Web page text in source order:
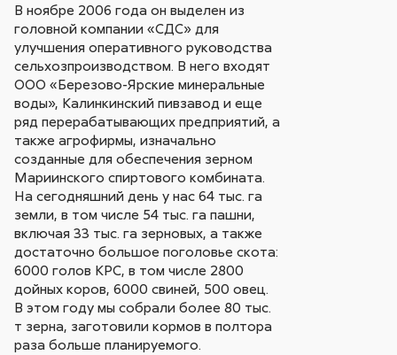
В ноябре 2006 года он выделен из
головной компании «СДС» для
улучшения оперативного руководства
сельхозпроизводством. В него входят
ООО «Березово-Ярские минеральные
воды», Калинкинский пивзавод и еще
ряд перерабатывающих предприятий, а
также агрофирмы, изначально
созданные для обеспечения зерном
Мариинского спиртового комбината.
На сегодняшний день у нас 64 тыс. га
земли, в том числе 54 тыс. га пашни,
включая 33 тыс. га зерновых, а также
достаточно большое поголовье скота:
6000 голов КРС, в том числе 2800
дойных коров, 6000 свиней, 500 овец.
В этом году мы собрали более 80 тыс.
т зерна, заготовили кормов в полтора
раза больше планируемого.